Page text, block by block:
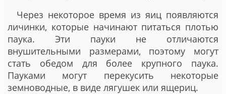
Через некоторое время из яиц появляются
личинки, которые начинают питаться плотью
паука. Эти пауки не отличаются
внушительными размерами, поэтому могут
стать обедом для более крупного паука.
Пауками могут перекусить некоторые
земноводные, в виде лягушек или ящериц.